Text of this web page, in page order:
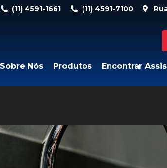
(11) 4591-1661 (11) 4591-7100
Sobre Nós Produtos Encontrar